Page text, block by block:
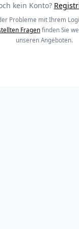
kein Konto?
Probleme mit Ihrem
Fragenfinden Sie
unseren Angeboten.